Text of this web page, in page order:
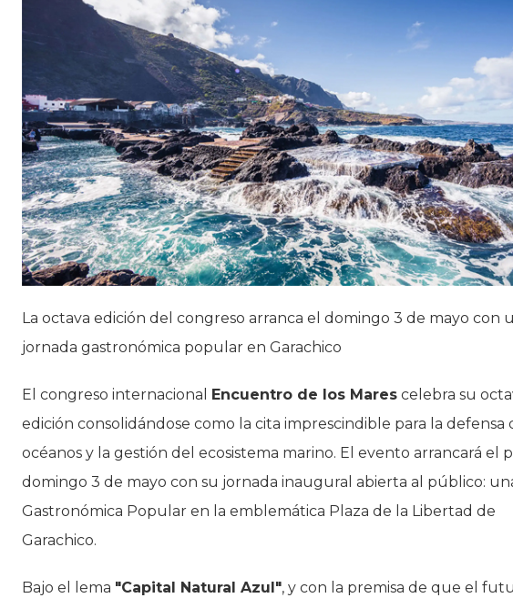
La octava edición del congreso arranca el domingo 3 de mayo con
jornada gastronómica popular en Garachico
El congreso internacional Encuentro de los Mares celebra su
edición consolidándose como la cita imprescindible para la defensa
océanos y la gestión del ecosistema marino. El evento arrancará el
domingo 3 de mayo con su jornada inaugural abierta al público:
Gastronómica Popular en la emblemática Plaza de la Libertad de
Garachico.
Bajo el lema "Capital Natural Azul", y con la premisa de que el